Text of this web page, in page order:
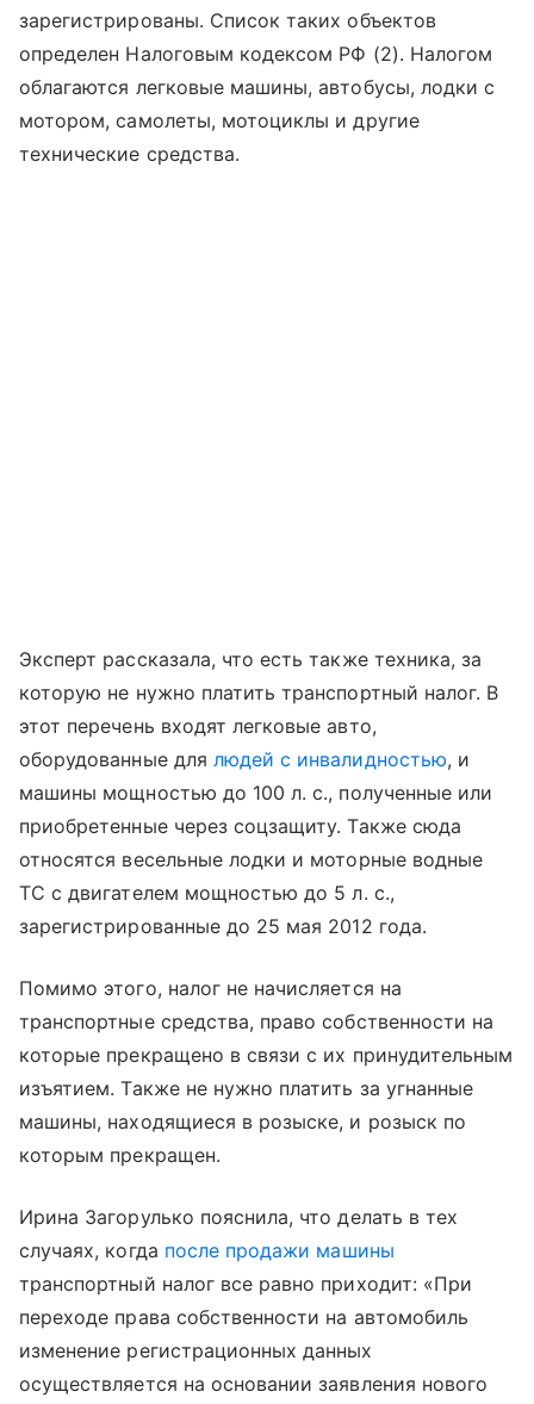
зарегистрированы. Список таких объектов
определен Налоговым кодексом РФ (2). Налогом
облагаются легковые машины, автобусы, лодки с
мотором, самолеты, мотоциклы и другие
технические средства.
Эксперт рассказала, что есть также техника, за
которую не нужно платить транспортный налог. В
этот перечень входят легковые авто,
оборудованные для людей с инвалидностью, и
машины мощностью до 100 л. с., полученные или
приобретенные через соцзащиту. Также сюда
относятся весельные лодки и моторные водные
ТС с двигателем мощностью до 5 л. с.,
зарегистрированные до 25 мая 2012 года.
Помимо этого, налог не начисляется на
транспортные средства, право собственности на
которые прекращено в связи с их принудительным
изъятием. Также не нужно платить за угнанные
машины, находящиеся в розыске, и розыск по
которым прекращен.
Ирина Загорулько пояснила, что делать в тех
случаях, когда после продажи машины
транспортный налог все равно приходит: «При
переходе права собственности на автомобиль
изменение регистрационных данных
осуществляется на основании заявления нового